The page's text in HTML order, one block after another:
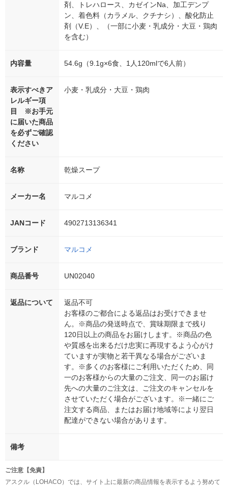
剤、トレハロース、カゼインNa、加工デンプ
ン、着色料（カラメル、クチナシ）、酸化防止
剤（V.E）、（一部に小麦・乳成分・大豆・鶏肉
を含む）
内容量 54.6g（9.1g×6食、1人120mlで6人前）
表示すべきア
レルギー項
目 ※お手元
に届いた商品
を必ずご確認
ください
小麦・乳成分・大豆・鶏肉
名称 乾燥スープ
メーカー名 マルコメ
JANコード 4902713136341
ブランド マルコメ
商品番号 UN02040
返品について
返品不可
お客様のご都合による返品はお受けできませ
ん。※商品の発送時点で、賞味期限まで残り
120日以上の商品をお届けします。※商品の色
や質感を出来るだけ忠実に再現するよう心がけ
ていますが実物と若干異なる場合がございま
す。※多くのお客様にご利用いただくため、同
一のお客様からの大量のご注文、同一のお届け
先への大量のご注文は、ご注文のキャンセルを
させていただく場合がございます。※一緒にご
注文する商品、またはお届け地域等により翌日
配達ができない場合があります。
備考
ご注意【免責】
アスクル（LOHACO）では、サイト上に最新の商品情報を表示するよう努めて